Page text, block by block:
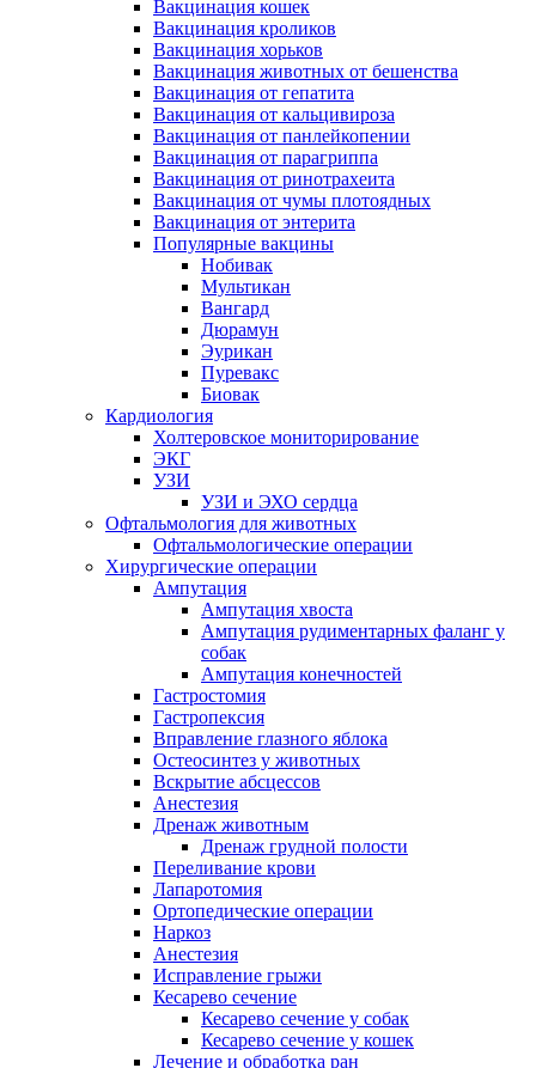
Вакцинация кошек
Вакцинация кроликов
Вакцинация хорьков
Вакцинация животных от бешенства
Вакцинация от гепатита
Вакцинация от кальцивироза
Вакцинация от панлейкопении
Вакцинация от парагриппа
Вакцинация от ринотрахеита
Вакцинация от чумы плотоядных
Вакцинация от энтерита
Популярные вакцины
Нобивак
Мультикан
Вангард
Дюрамун
Эурикан
Пуревакс
Биовак
Кардиология
Холтеровское мониторирование
ЭКГ
УЗИ
УЗИ и ЭХО сердца
Офтальмология для животных
Офтальмологические операции
Хирургические операции
Ампутация
Ампутация хвоста
Ампутация рудиментарных фаланг у
собак
Ампутация конечностей
Гастростомия
Гастропексия
Вправление глазного яблока
Остеосинтез у животных
Вскрытие абсцессов
Анестезия
Дренаж животным
Дренаж грудной полости
Переливание крови
Лапаротомия
Ортопедические операции
Наркоз
Анестезия
Исправление грыжи
Кесарево сечение
Кесарево сечение у собак
Кесарево сечение у кошек
Лечение и обработка ран